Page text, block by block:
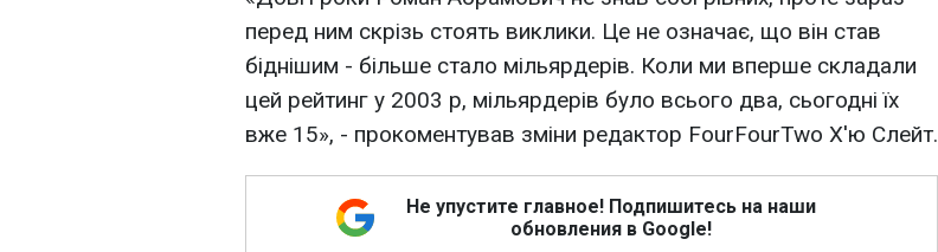
перед ним скрізь стоять виклики. Це не означає, що він став
біднішим - більше стало мільярдерів. Коли ми вперше складали
цей рейтинг у 2003 р, мільярдерів було всього два, сьогодні їх
вже 15», - прокоментував зміни редактор FourFourTwo Х'ю Слейт.
Не упустите главное! Подпишитесь на наши
обновления в Google!